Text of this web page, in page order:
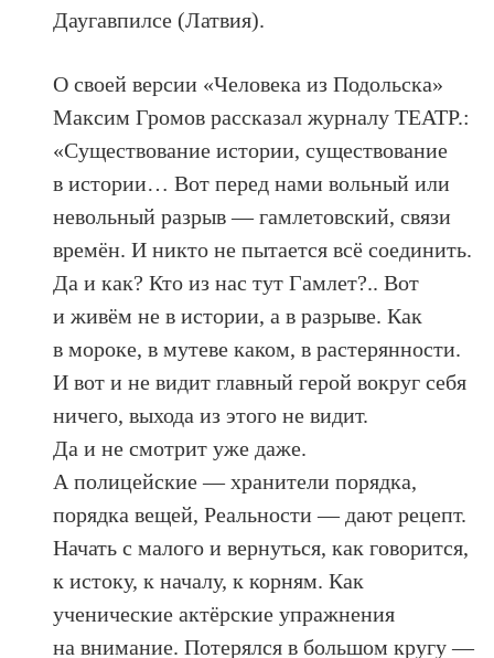
Даугавпилсе (Латвия).
О своей версии «Человека из Подольска»
Максим Громов рассказал журналу ТЕАТР.:
«Существование истории, существование
в истории… Вот перед нами вольный или
невольный разрыв — гамлетовский, связи
времён. И никто не пытается всё соединить.
Да и как? Кто из нас тут Гамлет?.. Вот
и живём не в истории, а в разрыве. Как
в мороке, в мутеве каком, в растерянности.
И вот и не видит главный герой вокруг себя
ничего, выхода из этого не видит.
Да и не смотрит уже даже.
А полицейские — хранители порядка,
порядка вещей, Реальности — дают рецепт.
Начать с малого и вернуться, как говорится,
к истоку, к началу, к корням. Как
ученические актёрские упражнения
на внимание. Потерялся в большом кругу —